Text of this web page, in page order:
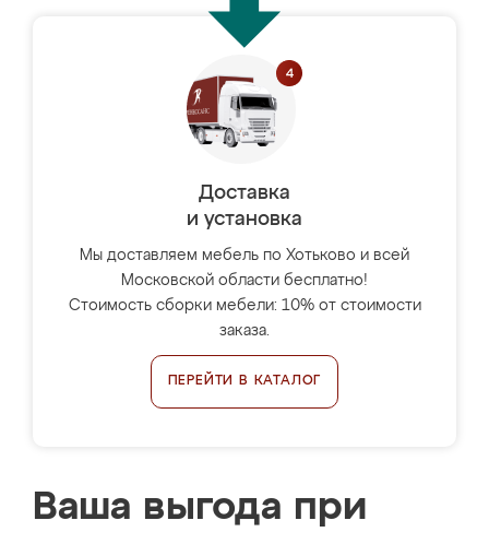
Доставка
и установка
Мы доставляем мебель по Хотьково и всей
Московской области бесплатно!
Стоимость сборки мебели: 10% от стоимости
заказа.
ПЕРЕЙТИ В КАТАЛОГ
Ваша выгода при